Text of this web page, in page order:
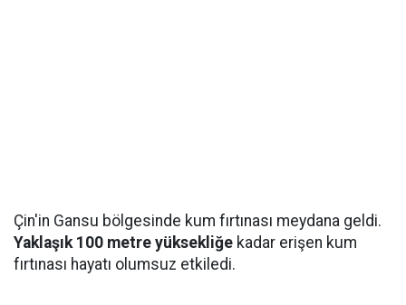
Çin'in Gansu bölgesinde kum fırtınası meydana geldi.
Yaklaşık 100 metre yüksekliğe kadar erişen kum
fırtınası hayatı olumsuz etkiledi.